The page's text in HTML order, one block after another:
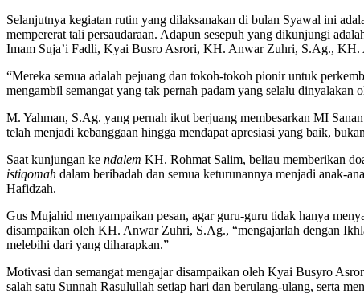
Selanjutnya kegiatan rutin yang dilaksanakan di bulan Syawal ini
mempererat tali persaudaraan. Adapun sesepuh yang dikunjungi
Imam Suja’i Fadli, Kyai Busro Asrori, KH. Anwar Zuhri, S.Ag.,
“Mereka semua adalah pejuang dan tokoh-tokoh pionir untuk
mengambil semangat yang tak pernah padam yang selalu
M. Yahman, S.Ag. yang pernah ikut berjuang membesarkan MI
telah menjadi kebanggaan hingga mendapat apresiasi yang baik,
Saat kunjungan ke ndalem KH. Rohmat Salim, beliau memberikan
istiqomah dalam beribadah dan semua keturunannya menjadi anak-
Hafidzah.
Gus Mujahid menyampaikan pesan, agar guru-guru tidak hanya
disampaikan oleh KH. Anwar Zuhri, S.Ag., “mengajarlah dengan
melebihi dari yang diharapkan.”
Motivasi dan semangat mengajar disampaikan oleh Kyai Busyro
salah satu Sunnah Rasulullah setiap hari dan berulang-ulang, serta